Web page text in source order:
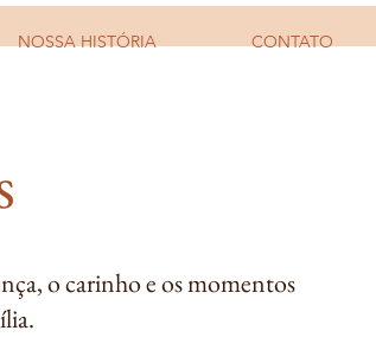
NOSSA HISTÓRIA CONTATO
o carinho e os momentos